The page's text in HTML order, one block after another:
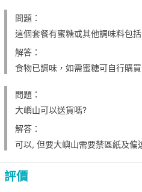
問題：
這個套餐有蜜糖或其他調味料包括
解答：
食物已調味，如需蜜糖可自行購買
問題：
大嶼山可以送貨嗎?
解答：
可以, 但要大嶼山需要禁區紙及偏
評價